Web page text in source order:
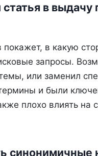
статья в
в какую
запросы.
или заменил
и были
плохо влиять на
синонимичные